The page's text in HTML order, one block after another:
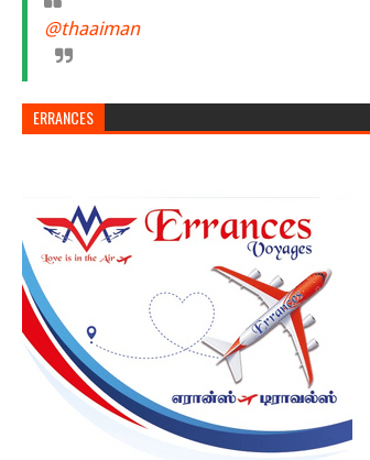
@thaaiman
ERRANCES